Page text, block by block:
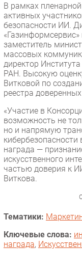
В рамках
активных
безопасности ИИ.
заместитель
массовых
директор
РАН. Высокую
Витковой по
реестра
«Участие в
возможность не
но и напрямую
награда —
искусственного
частью доверия к
Виткова.
Тематики:
Ключевые слова:
награда,